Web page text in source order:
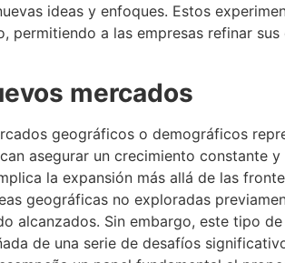
ideas y enfoques. Estos
permitiendo a las empresas refinar
mercados
geográficos o demográficos
asegurar un crecimiento constante
la expansión más allá de las
geográficas no exploradas
alcanzados. Sin embargo, este tipo
de una serie de desafíos